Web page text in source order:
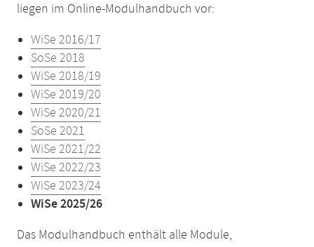
liegen im Online-Modulhandbuch vor:
WiSe 2016/17
SoSe 2018
WiSe 2018/19
WiSe 2019/20
WiSe 2020/21
SoSe 2021
WiSe 2021/22
WiSe 2022/23
WiSe 2023/24
WiSe 2025/26
Das Modulhandbuch enthält alle Module,